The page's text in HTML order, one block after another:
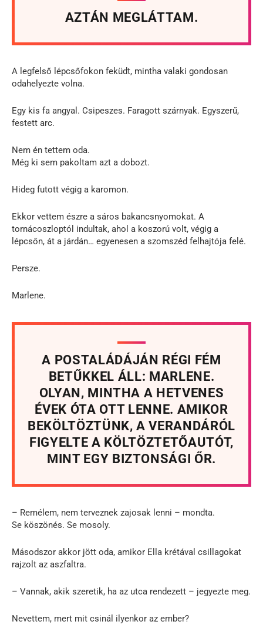
AZTÁN MEGLÁTTAM.
A legfelső lépcsőfokon feküdt, mintha valaki gondosan
odahelyezte volna.
Egy kis fa angyal. Csipeszes. Faragott szárnyak. Egyszerű,
festett arc.
Nem én tettem oda.
Még ki sem pakoltam azt a dobozt.
Hideg futott végig a karomon.
Ekkor vettem észre a sáros bakancsnyomokat. A
tornácoszloptól indultak, ahol a koszorú volt, végig a
lépcsőn, át a járdán… egyenesen a szomszéd felhajtója felé.
Persze.
Marlene.
A POSTALÁDÁJÁN RÉGI FÉM
BETŰKKEL ÁLL: MARLENE.
OLYAN, MINTHA A HETVENES
ÉVEK ÓTA OTT LENNE. AMIKOR
BEKÖLTÖZTÜNK, A VERANDÁRÓL
FIGYELTE A KÖLTÖZTETŐAUTÓT,
MINT EGY BIZTONSÁGI ŐR.
– Remélem, nem terveznek zajosak lenni – mondta.
Se köszönés. Se mosoly.
Másodszor akkor jött oda, amikor Ella krétával csillagokat
rajzolt az aszfaltra.
– Vannak, akik szeretik, ha az utca rendezett – jegyezte meg.
Nevettem, mert mit csinál ilyenkor az ember?